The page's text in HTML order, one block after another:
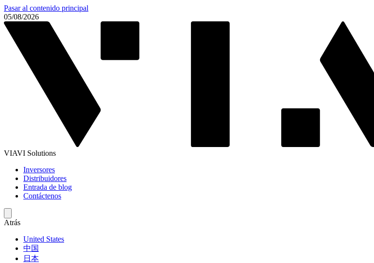
Pasar al contenido principal
05/08/2026
VIAVI Solutions
Inversores
Distribuidores
Entrada de blog
Contáctenos
Atrás
United States
中国
日本